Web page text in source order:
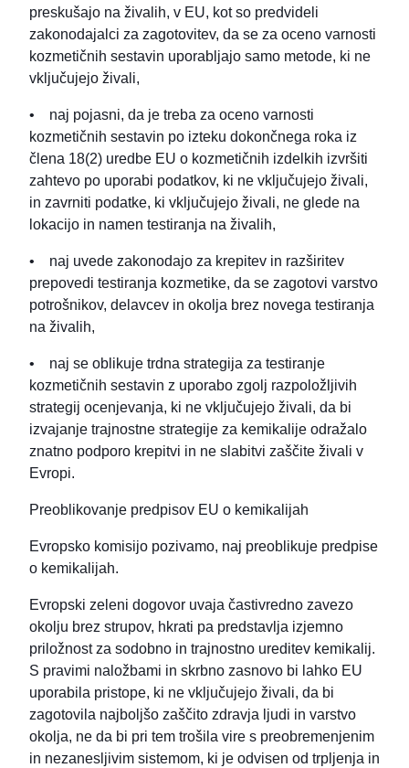
preskušajo na živalih, v EU, kot so predvideli
zakonodajalci za zagotovitev, da se za oceno varnosti
kozmetičnih sestavin uporabljajo samo metode, ki ne
vključujejo živali,
• naj pojasni, da je treba za oceno varnosti
kozmetičnih sestavin po izteku dokončnega roka iz
člena 18(2) uredbe EU o kozmetičnih izdelkih izvršiti
zahtevo po uporabi podatkov, ki ne vključujejo živali,
in zavrniti podatke, ki vključujejo živali, ne glede na
lokacijo in namen testiranja na živalih,
• naj uvede zakonodajo za krepitev in razširitev
prepovedi testiranja kozmetike, da se zagotovi varstvo
potrošnikov, delavcev in okolja brez novega testiranja
na živalih,
• naj se oblikuje trdna strategija za testiranje
kozmetičnih sestavin z uporabo zgolj razpoložljivih
strategij ocenjevanja, ki ne vključujejo živali, da bi
izvajanje trajnostne strategije za kemikalije odražalo
znatno podporo krepitvi in ne slabitvi zaščite živali v
Evropi.
Preoblikovanje predpisov EU o kemikalijah
Evropsko komisijo pozivamo, naj preoblikuje predpise
o kemikalijah.
Evropski zeleni dogovor uvaja častivredno zavezo
okolju brez strupov, hkrati pa predstavlja izjemno
priložnost za sodobno in trajnostno ureditev kemikalij.
S pravimi naložbami in skrbno zasnovo bi lahko EU
uporabila pristope, ki ne vključujejo živali, da bi
zagotovila najboljšo zaščito zdravja ljudi in varstvo
okolja, ne da bi pri tem trošila vire s preobremenjenim
in nezanesljivim sistemom, ki je odvisen od trpljenja in